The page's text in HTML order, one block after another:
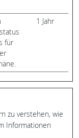
für
1 Jahr
zu verstehen, wie
Informationen